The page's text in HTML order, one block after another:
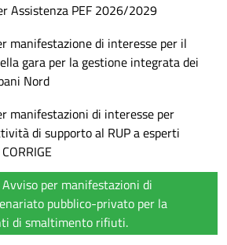
Assistenza PEF 2026/2029
manifestazione di interesse per il
gara per la gestione integrata dei
Nord
manifestazioni di interesse per
di supporto al RUP a esperti
per manifestazioni di
pubblico-privato per la
di smaltimento rifiuti.